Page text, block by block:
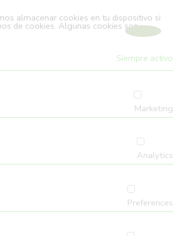
almacenar cookies en tu dispositivo si
de cookies. Algunas cookies son
Siempre activo
Marketing
Analytics
Preferences